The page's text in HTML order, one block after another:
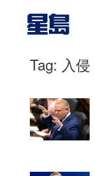
Tag: 入侵